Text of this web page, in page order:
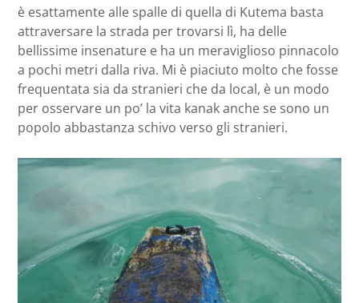
è esattamente alle spalle di quella di Kutema basta
attraversare la strada per trovarsi lì, ha delle
bellissime insenature e ha un meraviglioso pinnacolo
a pochi metri dalla riva. Mi è piaciuto molto che fosse
frequentata sia da stranieri che da local, è un modo
per osservare un po’ la vita kanak anche se sono un
popolo abbastanza schivo verso gli stranieri.